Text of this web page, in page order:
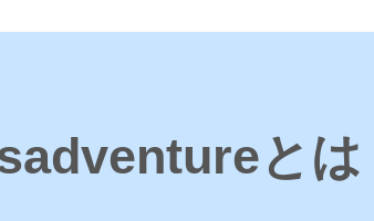
とは